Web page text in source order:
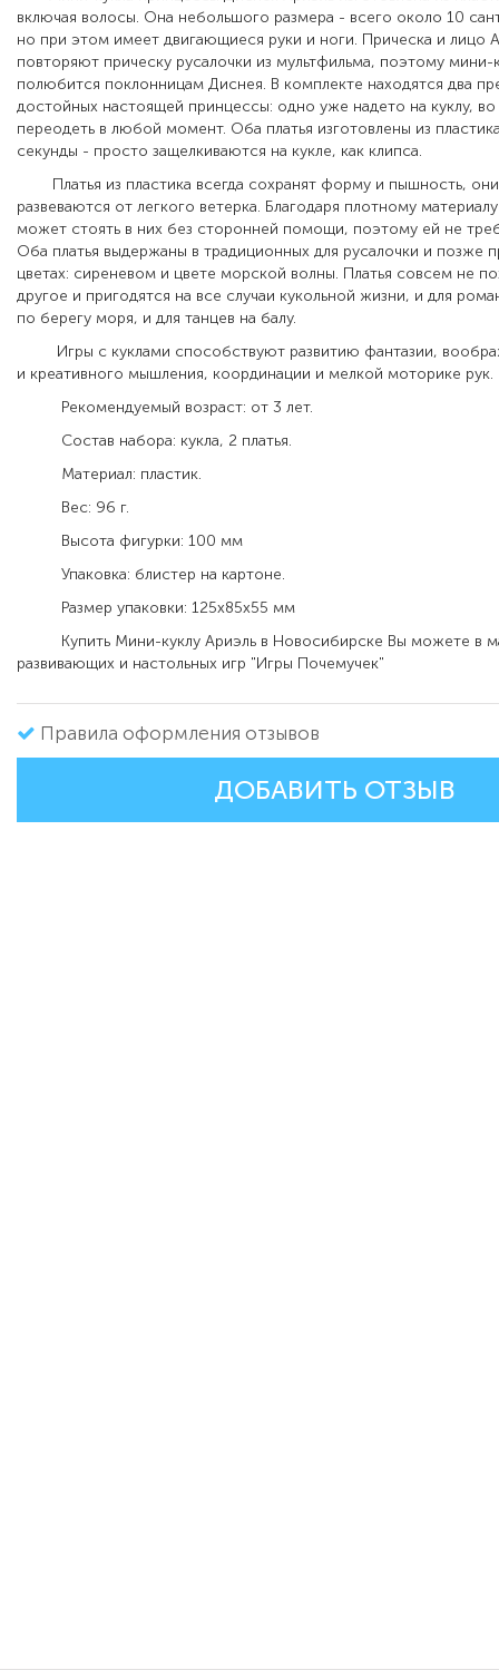
включая волосы. Она небольшого размера - всего около 10
но при этом имеет двигающиеся руки и ноги. Прическа и лицо
повторяют прическу русалочки из мультфильма, поэтому мини-
полюбится поклонницам Диснея. В комплекте находятся два
достойных настоящей принцессы: одно уже надето на куклу,
переодеть в любой момент. Оба платья изготовлены из
секунды - просто защелкиваются на кукле, как клипса.
Платья из пластика всегда сохранят форму и пышность, они
развеваются от легкого ветерка. Благодаря плотному
может стоять в них без сторонней помощи, поэтому ей не
Оба платья выдержаны в традиционных для русалочки и позже
цветах: сиреневом и цвете морской волны. Платья совсем не
другое и пригодятся на все случаи кукольной жизни, и для
по берегу моря, и для танцев на балу.
Игры с куклами способствуют развитию фантазии,
и креативного мышления, координации и мелкой моторике рук.
Рекомендуемый возраст: от 3 лет.
Состав набора: кукла, 2 платья.
Материал: пластик.
Вес: 96 г.
Высота фигурки: 100 мм
Упаковка: блистер на картоне.
Размер упаковки: 125х85х55 мм
Купить Мини-куклу Ариэль в Новосибирске Вы можете в
развивающих и настольных игр "Игры Почемучек"
Правила оформления отзывов
ДОБАВИТЬ ОТЗЫВ